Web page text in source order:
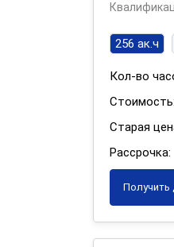
256 ак.ч
Кол-во
Стоимость:
Старая
Рассрочка:
Получить